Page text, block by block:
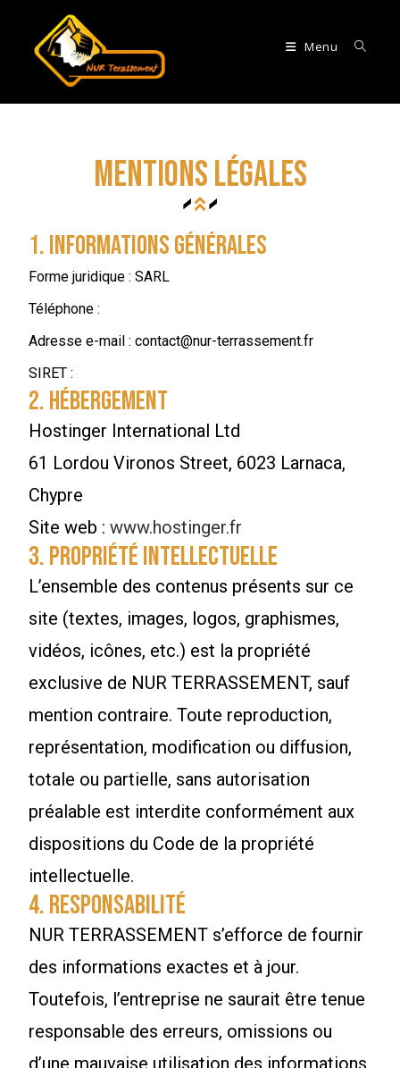
Menu
Mentions légales
1. Informations générales
Forme juridique : SARL
Téléphone :
Adresse e-mail :contact@nur-terrassement.fr
SIRET :
2. Hébergement
Hostinger International Ltd
61 Lordou Vironos Street, 6023 Larnaca,
Chypre
Site web :www.hostinger.fr
3. Propriété intellectuelle
L’ensemble des contenus présents sur ce
site (textes, images, logos, graphismes,
vidéos, icônes, etc.) est la propriété
exclusive de NUR TERRASSEMENT, sauf
mention contraire. Toute reproduction,
représentation, modification ou diffusion,
totale ou partielle, sans autorisation
préalable est interdite conformément aux
dispositions du Code de la propriété
intellectuelle.
4. Responsabilité
NUR TERRASSEMENT s’efforce de fournir
des informations exactes et à jour.
Toutefois, l’entreprise ne saurait être tenue
responsable des erreurs, omissions ou
d’une mauvaise utilisation des informations